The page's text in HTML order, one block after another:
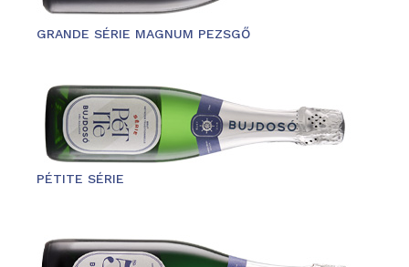
GRANDE SÉRIE MAGNUM PEZSGŐ
PÉTITE SÉRIE